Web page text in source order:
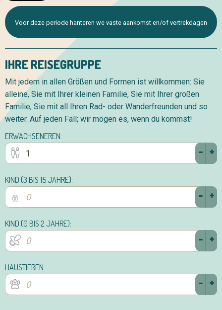
Voor deze periode hanteren we vaste aankomst en/of vertrekdagen
IHRE REISEGRUPPE
Mit jedem in allen Größen und Formen ist willkommen: Sie
alleine, Sie mit Ihrer kleinen Familie, Sie mit Ihrer großen
Familie, Sie mit all Ihren Rad- oder Wanderfreunden und so
weiter. Auf jeden Fall; wir mögen es, wenn du kommst!
ERWACHSENEREN:
+
-
KIND (3 BIS 15 JAHRE):
+
-
KIND (0 BIS 2 JAHRE):
+
-
HAUSTIEREN:
+
-